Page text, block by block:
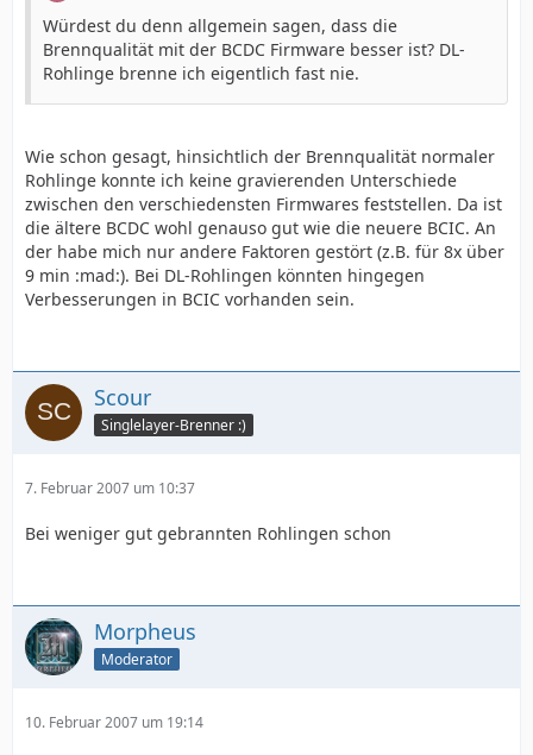
Würdest du denn allgemein sagen, dass die
Brennqualität mit der BCDC Firmware besser ist? DL-
Rohlinge brenne ich eigentlich fast nie.
Wie schon gesagt, hinsichtlich der Brennqualität normaler
Rohlinge konnte ich keine gravierenden Unterschiede
zwischen den verschiedensten Firmwares feststellen. Da ist
die ältere BCDC wohl genauso gut wie die neuere BCIC. An
der habe mich nur andere Faktoren gestört (z.B. für 8x über
9 min :mad:). Bei DL-Rohlingen könnten hingegen
Verbesserungen in BCIC vorhanden sein.
Scour
Singlelayer-Brenner :)
7. Februar 2007 um 10:37
Bei weniger gut gebrannten Rohlingen schon
Morpheus
Moderator
10. Februar 2007 um 19:14